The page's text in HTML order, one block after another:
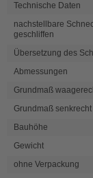
Technische Daten
nachstellbare
geschliffen
Übersetzung des
Abmessungen
Grundmaß
Grundmaß senkrecht
Bauhöhe
Gewicht
ohne Verpackung